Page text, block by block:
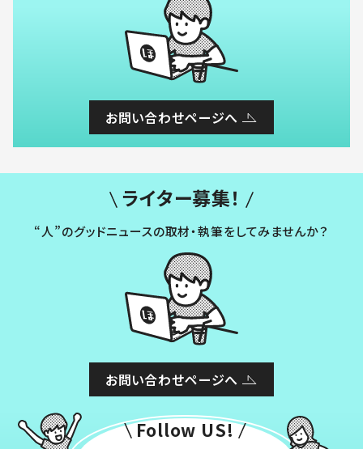
お問い合わせページへ
ライター募集！
“人”のグッドニュースの取材・執筆をしてみませんか？
お問い合わせページへ
Follow US!